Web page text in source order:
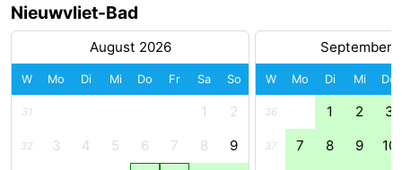
Knokke-
Heist
-
Zeebrugge
Blankenberge
Wenduine
Wetter
Nieuwvliet-Bad
August 2026
W Mo Di Mi Do Fr Sa So
31 1 2
32 3 4 5 6 7 8 9
September
W Mo Di Mi Do
36 1 2 3
37 7 8 9 10